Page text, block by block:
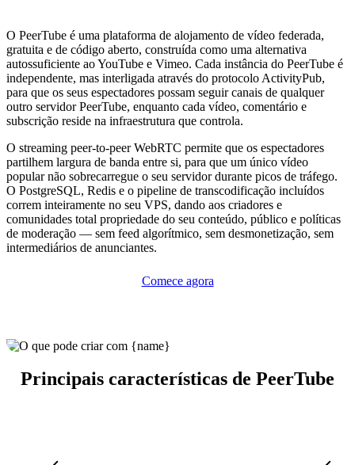
O PeerTube é uma plataforma de alojamento de vídeo federada,
gratuita e de código aberto, construída como uma alternativa
autossuficiente ao YouTube e Vimeo. Cada instância do PeerTube é
independente, mas interligada através do protocolo ActivityPub,
para que os seus espectadores possam seguir canais de qualquer
outro servidor PeerTube, enquanto cada vídeo, comentário e
subscrição reside na infraestrutura que controla.
O streaming peer-to-peer WebRTC permite que os espectadores
partilhem largura de banda entre si, para que um único vídeo
popular não sobrecarregue o seu servidor durante picos de tráfego.
O PostgreSQL, Redis e o pipeline de transcodificação incluídos
correm inteiramente no seu VPS, dando aos criadores e
comunidades total propriedade do seu conteúdo, público e políticas
de moderação — sem feed algorítmico, sem desmonetização, sem
intermediários de anunciantes.
Comece agora
Principais características de PeerTube